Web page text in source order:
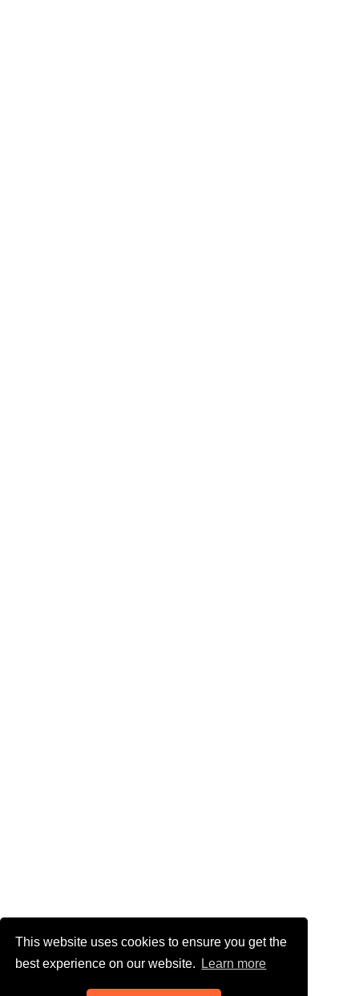
This website uses cookies to ensure you get the
best experience on our website.
Learn more